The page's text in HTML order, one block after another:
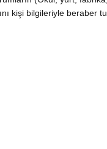
kişi bilgileriyle beraber